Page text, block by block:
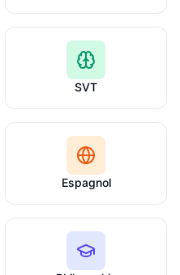
SVT
Espagnol